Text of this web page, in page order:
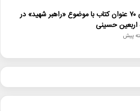
معرفی ۷۰ عنوان کتاب با موضوع «راهبر شهید» در
اربعین حسینی